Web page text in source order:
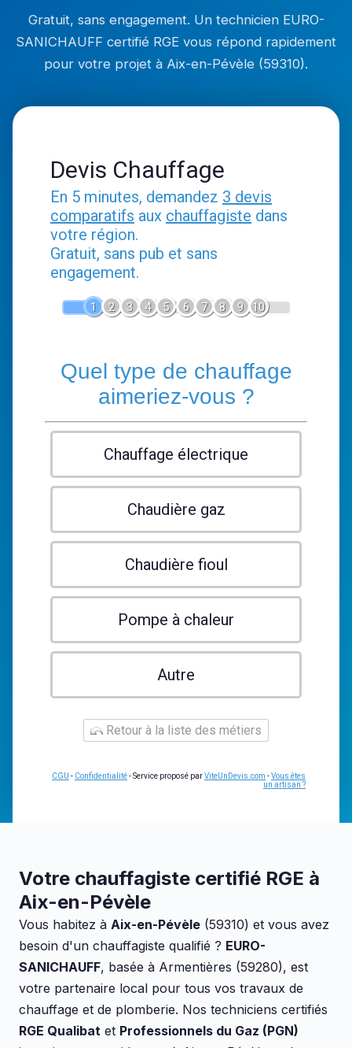
Gratuit, sans engagement. Un technicien EURO-
SANICHAUFF certifié RGE vous répond rapidement
pour votre projet à Aix-en-Pévèle (59310).
Devis Chauffage
En 5 minutes, demandez 3 devis
comparatifs aux chauffagiste dans
votre région.
Gratuit, sans pub et sans
engagement.
1 2 3 4 5 6 7 8 9 10
Quel type de chauffage
aimeriez-vous ?
Chauffage électrique
Chaudière gaz
Chaudière fioul
Pompe à chaleur
Autre
Retour à la liste des métiers
CGU - Confidentialité- Service proposé parViteUnDevis.com -Vous êtes
un artisan ?
Votre chauffagiste certifié RGE à
Aix-en-Pévèle
Vous habitez à Aix-en-Pévèle (59310) et vous avez
besoin d'un chauffagiste qualifié ? EURO-
SANICHAUFF, basée à Armentières (59280), est
votre partenaire local pour tous vos travaux de
chauffage et de plomberie. Nos techniciens certifiés
RGE Qualibat et Professionnels du Gaz (PGN)